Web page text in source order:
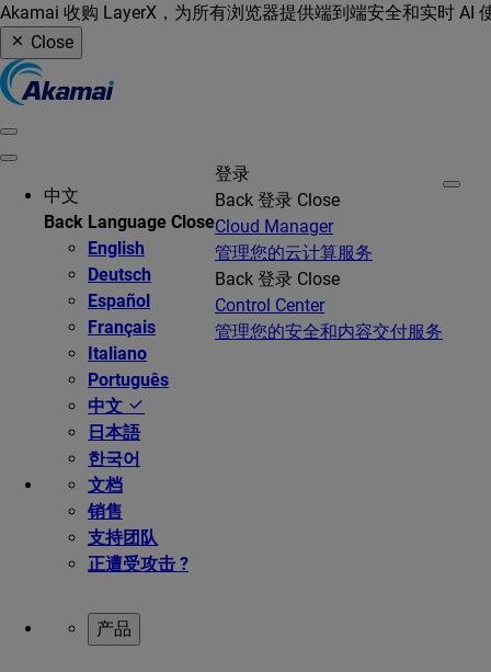
Akamai 收购 LayerX，为所有浏览器提供端到端安全和实时 AI
Close
中文
Back Language Close
English
Deutsch
Español
Français
Italiano
Português
中文
日本語
한국어
文档
销售
支持团队
正遭受攻击 ?
登录
Back 登录 Close
Cloud Manager
管理您的云计算服务
Back 登录 Close
Control Center
管理您的安全和内容交付服务
产品